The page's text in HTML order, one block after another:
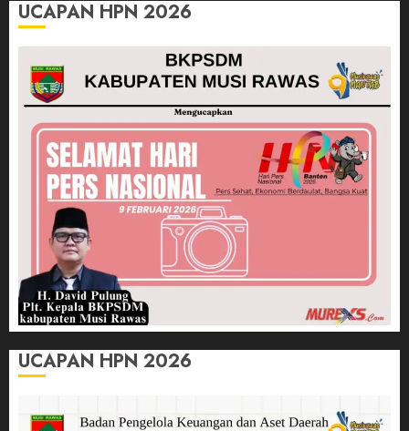
UCAPAN HPN 2026
UCAPAN HPN 2026